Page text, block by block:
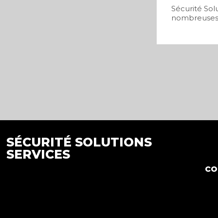
Sécurité
SÉCURITÉ SOLUTIONS
SERVICES